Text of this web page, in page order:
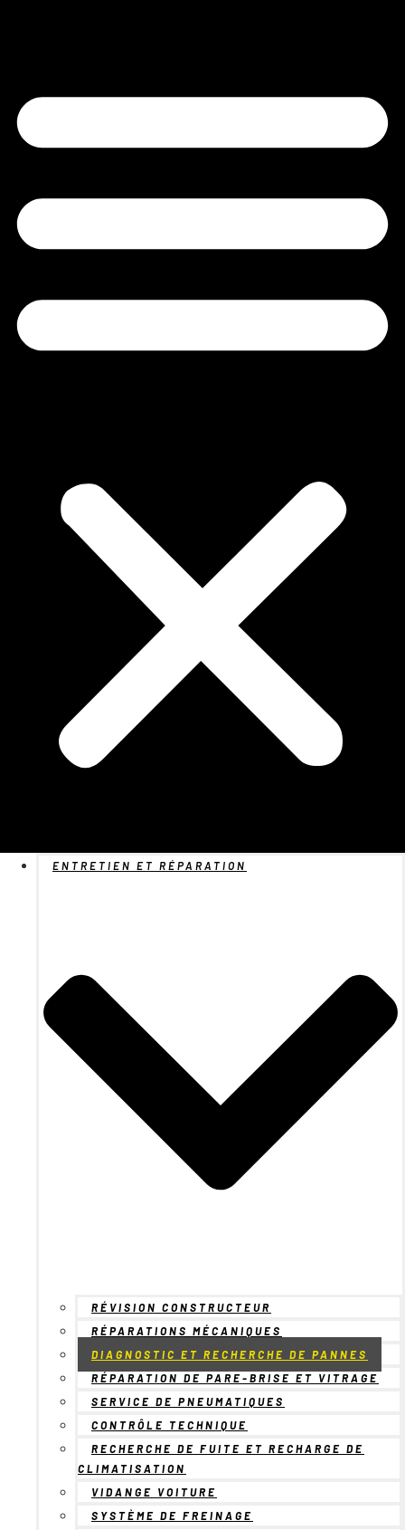
ENTRETIEN ET RÉPARATION
RÉVISION CONSTRUCTEUR
RÉPARATIONS MÉCANIQUES
DIAGNOSTIC ET RECHERCHE DE PANNES
RÉPARATION DE PARE-BRISE ET VITRAGE
SERVICE DE PNEUMATIQUES
CONTRÔLE TECHNIQUE
RECHERCHE DE FUITE ET RECHARGE DE
CLIMATISATION
VIDANGE VOITURE
SYSTÈME DE FREINAGE